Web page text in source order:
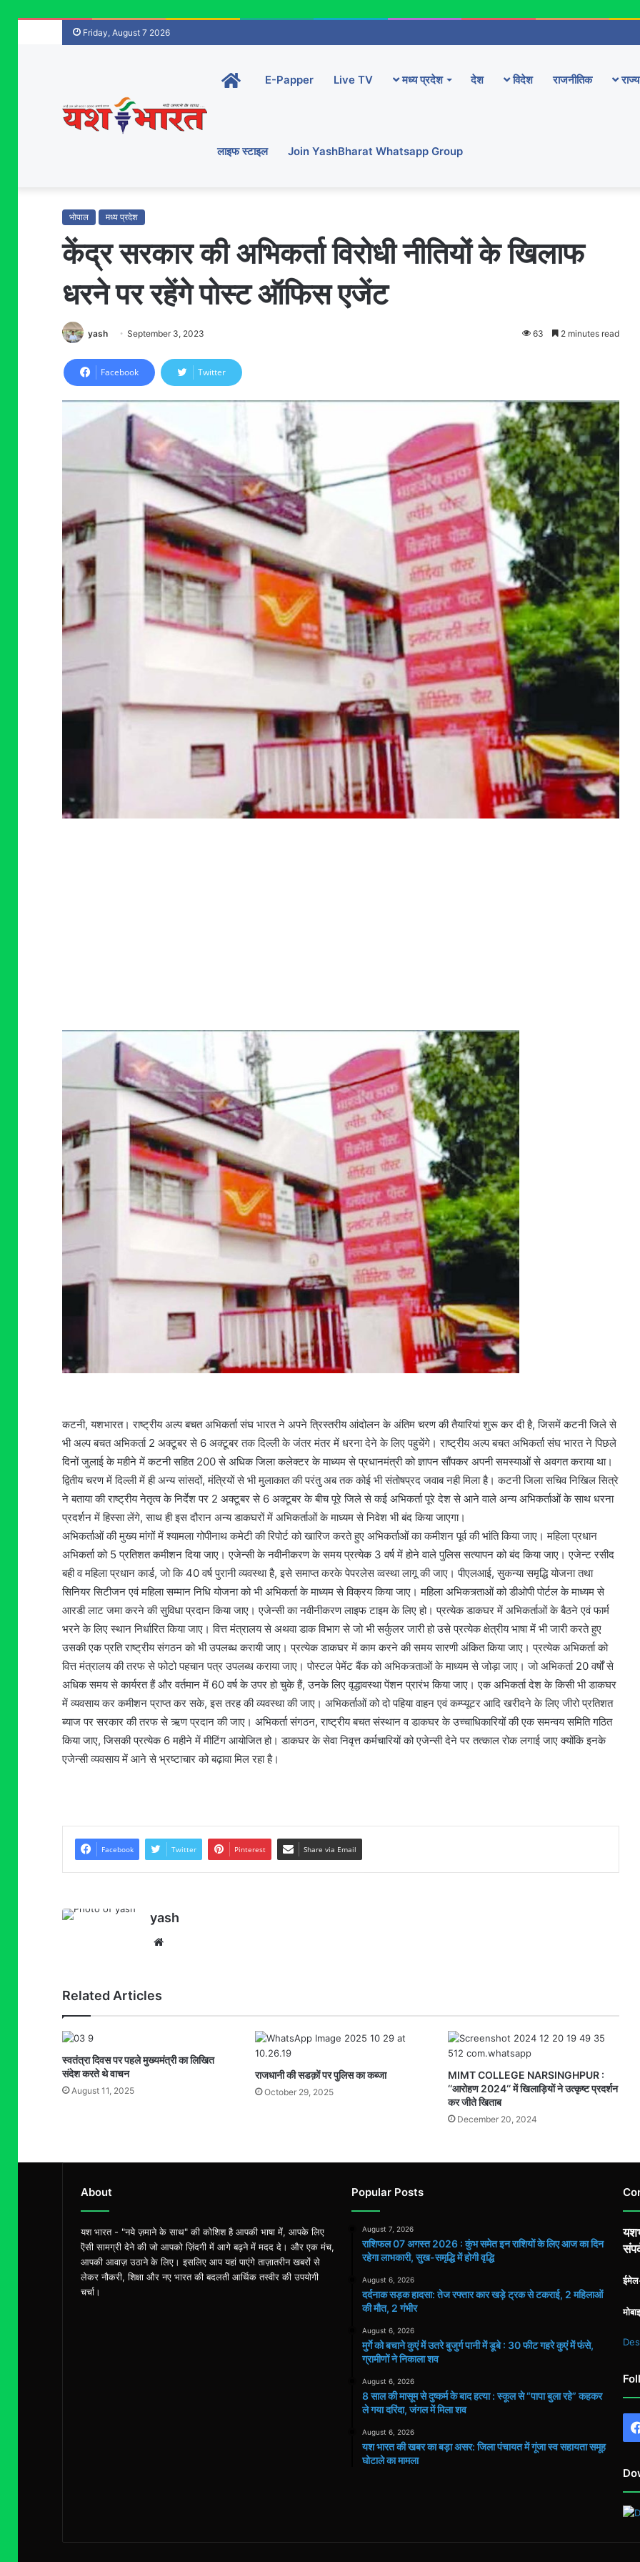
Friday, August 7 2026
Home-
main
E-Papper Live TV मध्य प्रदेश देश विदेश राजनीतिक राज्य
लाइफ स्टाइल Join YashBharat Whatsapp Group
भोपाल मध्य प्रदेश
केंद्र सरकार की अभिकर्ता विरोधी नीतियों के खिलाफ
धरने पर रहेंगे पोस्ट ऑफिस एजेंट
yash September 3, 2023 63 2 minutes read
Facebook Twitter
कटनी, यशभारत। राष्ट्रीय अल्प बचत अभिकर्ता संघ भारत ने अपने त्रिस्तरीय आंदोलन के अंतिम चरण की तैयारियां शुरू कर दी है, जिसमें कटनी जिले से
भी अल्प बचत अभिकर्ता 2 अक्टूबर से 6 अक्टूबर तक दिल्ली के जंतर मंतर में धरना देने के लिए पहुचेंगे। राष्ट्रीय अल्प बचत अभिकर्ता संघ भारत ने पिछले
दिनों जुलाई के महीने में कटनी सहित 200 से अधिक जिला कलेक्टर के माध्यम से प्रधानमंत्री को ज्ञापन सौंपकर अपनी समस्याओं से अवगत कराया था।
द्वितीय चरण में दिल्ली में ही अन्य सांसदों, मंत्रियों से भी मुलाकात की परंतु अब तक कोई भी संतोषप्रद जवाब नही मिला है। कटनी जिला सचिव निखिल सित्रे
ने बताया की राष्ट्रीय नेतृत्व के निर्देश पर 2 अक्टूबर से 6 अक्टूबर के बीच पूरे जिले से कई अभिकर्ता पूरे देश से आने वाले अन्य अभिकर्ताओं के साथ धरना
प्रदर्शन में हिस्सा लेंगे, साथ ही इस दौरान अन्य डाकघरों में अभिकर्ताओं के माध्यम से निवेश भी बंद किया जाएगा।
अभिकर्ताओं की मुख्य मांगों में श्यामला गोपीनाथ कमेटी की रिपोर्ट को खारिज करते हुए अभिकर्ताओं का कमीशन पूर्व की भांति किया जाए। महिला प्रधान
अभिकर्ता को 5 प्रतिशत कमीशन दिया जाए। एजेन्सी के नवीनीकरण के समय प्रत्येक 3 वर्ष में होने वाले पुलिस सत्यापन को बंद किया जाए। एजेन्ट रसीद
बही व महिला प्रधान कार्ड, जो कि 40 वर्ष पुरानी व्यवस्था है, इसे समाप्त करके पेपरलेस व्वस्था लागू की जाए। पीएलआई, सुकन्या समृद्धि योजना तथा
सिनियर सिटीजन एवं महिला सम्मान निधि योजना को भी अभिकर्ता के माध्यम से विक्रय किया जाए। महिला अभिकत्र्ताओं को डीओपी पोर्टल के माध्यम से
आरडी लाट जमा करने की सुविधा प्रदान किया जाए। एजेन्सी का नवीनीकरण लाइफ टाइम के लिए हो। प्रत्येक डाकघर में अभिकर्ताओं के बैठने एवं फार्म
भरने के लिए स्थान निर्धारित किया जाए। वित्त मंत्रालय से अथवा डाक विभाग से जो भी सर्कुलर जारी हो उसे प्रत्येक क्षेत्रीय भाषा में भी जारी करते हुए
उसकी एक प्रति राष्ट्रीय संगठन को भी उपलब्ध करायी जाए। प्रत्येक डाकघर में काम करने की समय सारणी अंकित किया जाए। प्रत्येक अभिकर्ता को
वित्त मंत्रालय की तरफ से फोटो पहचान पत्र उपलब्ध कराया जाए। पोस्टल पेमेंट बैंक को अभिकत्र्ताओं के माध्यम से जोड़ा जाए। जो अभिकर्ता 20 वर्षों से
अधिक समय से कार्यरत हैं और वर्तमान में 60 वर्ष के उपर हो चुके हैं, उनके लिए वृद्धावस्था पेंशन प्रारंभ किया जाए। एक अभिकर्ता देश के किसी भी डाकघर
में व्यवसाय कर कमीशन प्राप्त कर सके, इस तरह की व्यवस्था की जाए। अभिकर्ताओं को दो पहिया वाहन एवं कम्प्यूटर आदि खरीदने के लिए जीरो प्रतिशत
ब्याज पर सरकार की तरफ से ऋण प्रदान की जाए। अभिकर्ता संगठन, राष्ट्रीय बचत संस्थान व डाकघर के उच्चाधिकारियों की एक समन्वय समिति गठित
किया जाए, जिसकी प्रत्येक 6 महीने में मीटिंग आयोजित हो। डाकघर के सेवा निवृत्त कर्मचारियों को एजेन्सी देने पर तत्काल रोक लगाई जाए क्योंकि इनके
एजेन्सी व्यवसाय में आने से भ्रष्टाचार को बढ़ावा मिल रहा है।
Facebook Twitter Pinterest Share via Email
yash
Website
Related Articles
स्वतंत्रा दिवस पर पहले मुख्यमंत्री का लिखित
संदेश करते थे वाचन
August 11, 2025
राजधानी की सडक़ों पर पुलिस का कब्जा
October 29, 2025
MIMT COLLEGE NARSINGHPUR :
‘‘आरोहण 2024‘‘ में खिलाड़ियों ने उत्कृष्ट प्रदर्शन
कर जीते खिताब
December 20, 2024
About
यश भारत - "नये ज़माने के साथ" की कोशिश है आपकी भाषा में, आपके लिए
ऎसी सामग्री देने की जो आपको ज़िंदगी में आगे बढ़ने में मदद दे। और एक मंच,
आपकी आवाज़ उठाने के लिए। इसलिए आप यहां पाएंगे ताज़ातरीन खबरों से
लेकर नौकरी, शिक्षा और नए भारत की बदलती आर्थिक तस्वीर की उपयोगी
चर्चा।
Popular Posts
August 7, 2026
राशिफल 07 अगस्त 2026 : कुंभ समेत इन राशियों के लिए आज का दिन
रहेगा लाभकारी, सुख-समृद्धि में होगी वृद्धि
August 6, 2026
दर्दनाक सड़क हादसा: तेज रफ्तार कार खड़े ट्रक से टकराई, 2 महिलाओं
की मौत, 2 गंभीर
August 6, 2026
मुर्गे को बचाने कुएं में उतरे बुजुर्ग पानी में डूबे : 30 फीट गहरे कुएं में फंसे,
ग्रामीणों ने निकाला शव
August 6, 2026
8 साल की मासूम से दुष्कर्म के बाद हत्या : स्कूल से “पापा बुला रहे” कहकर
ले गया दरिंदा, जंगल में मिला शव
August 6, 2026
यश भारत की खबर का बड़ा असर: जिला पंचायत में गूंजा स्व सहायता समूह
घोटाले का मामला